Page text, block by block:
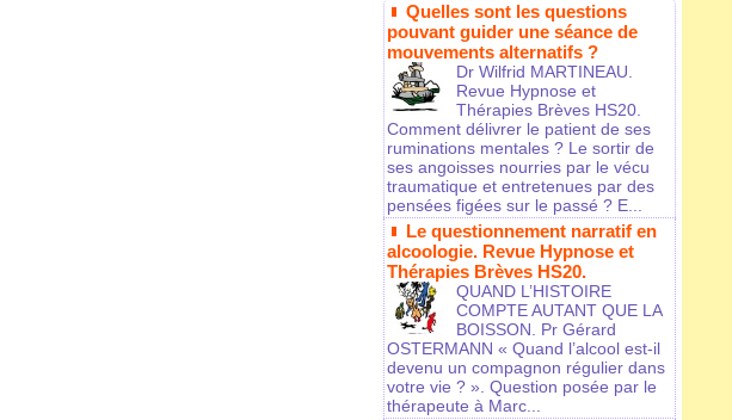
Quelles sont les questions
pouvant guider une séance de
mouvements alternatifs ?
Dr Wilfrid MARTINEAU.
Revue Hypnose et
Thérapies Brèves HS20.
Comment délivrer le patient de ses
ruminations mentales ? Le sortir de
ses angoisses nourries par le vécu
traumatique et entretenues par des
pensées figées sur le passé ? E...
Le questionnement narratif en
alcoologie. Revue Hypnose et
Thérapies Brèves HS20.
QUAND L’HISTOIRE
COMPTE AUTANT QUE LA
BOISSON. Pr Gérard
OSTERMANN « Quand l’alcool est-il
devenu un compagnon régulier dans
votre vie ? ». Question posée par le
thérapeute à Marc...